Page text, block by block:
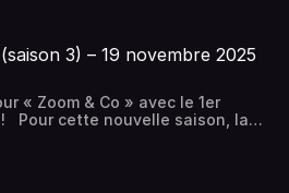
Jazz Festival et Pierre-
d’Aveyron Cinéma.
3) – 19 novembre 2025
« Zoom & Co » avec le 1er
Pour cette nouvelle saison, la
un nouveau générique à
en quinzomadaire. Dans ce 1er